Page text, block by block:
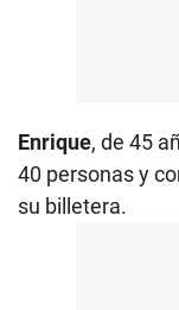
Enrique, de 45
40 personas y
su billetera.